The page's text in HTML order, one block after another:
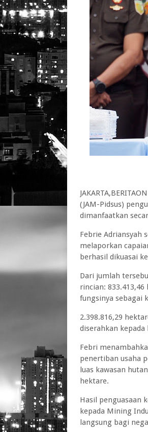
(JAM-Pidsus)
dimanfaatkan
Febrie Adriansyah
melaporkan
berhasil dikuasai
Dari jumlah
rincian:
fungsinya sebagai
2.398.816,29
diserahkan
Febri
penertiban usaha
luas kawasan
hektare.
Hasil penguasaan
kepada Mining
langsung bagi